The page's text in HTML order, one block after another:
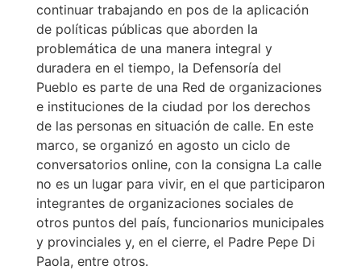
continuar trabajando en pos de la aplicación
de políticas públicas que aborden la
problemática de una manera integral y
duradera en el tiempo, la Defensoría del
Pueblo es parte de una Red de organizaciones
e instituciones de la ciudad por los derechos
de las personas en situación de calle. En este
marco, se organizó en agosto un ciclo de
conversatorios online, con la consigna La calle
no es un lugar para vivir, en el que participaron
integrantes de organizaciones sociales de
otros puntos del país, funcionarios municipales
y provinciales y, en el cierre, el Padre Pepe Di
Paola, entre otros.